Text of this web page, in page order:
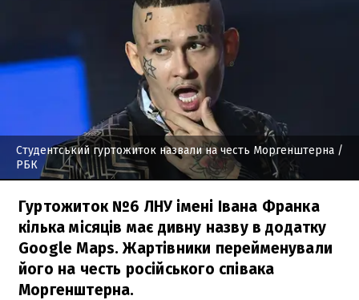
Студентський гуртожиток назвали на честь Моргенштерна /
РБК
Гуртожиток №6 ЛНУ імені Івана Франка
кілька місяців має дивну назву в додатку
Google Maps. Жартівники перейменували
його на честь російського співака
Моргенштерна.